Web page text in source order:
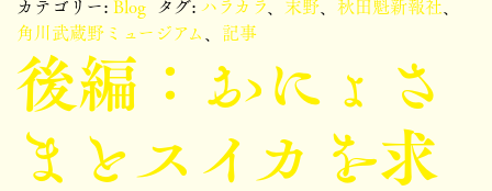
カテゴリー:Blog タグ:ハラカラ、 末野、 秋田魁新報社、
角川武蔵野ミュージアム、 記事
後編：おにょさ
まとスイカを求